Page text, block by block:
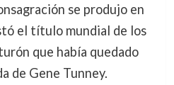
se produjo en
el título mundial de los
que había quedado
de Gene Tunney.